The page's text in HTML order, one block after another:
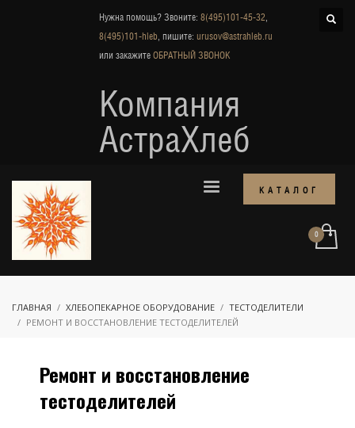
Нужна помощь? Звоните: 8(495)101-45-32,
8(495)101-hleb, пишите: urusov@astrahleb.ru
или закажите ОБРАТНЫЙ ЗВОНОК
Компания
АстраХлеб
КАТАЛОГ
ГЛАВНАЯ ХЛЕБОПЕКАРНОЕ ОБОРУДОВАНИЕ
ТЕСТОДЕЛИТЕЛИ
РЕМОНТ И ВОССТАНОВЛЕНИЕ ТЕСТОДЕЛИТЕЛЕЙ
Ремонт и восстановление
тестоделителей